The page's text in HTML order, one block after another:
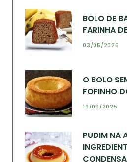
BOLO DE
FARINHA
03/05/2026
O BOLO
FOFINHO
19/09/2025
PUDIM NA